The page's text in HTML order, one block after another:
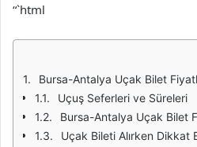
“`html
Bursa-Antalya Uçak Bilet
Uçuş Seferleri ve Süreleri
Bursa-Antalya Uçak Bilet
Uçak Bileti Alırken Dikkat